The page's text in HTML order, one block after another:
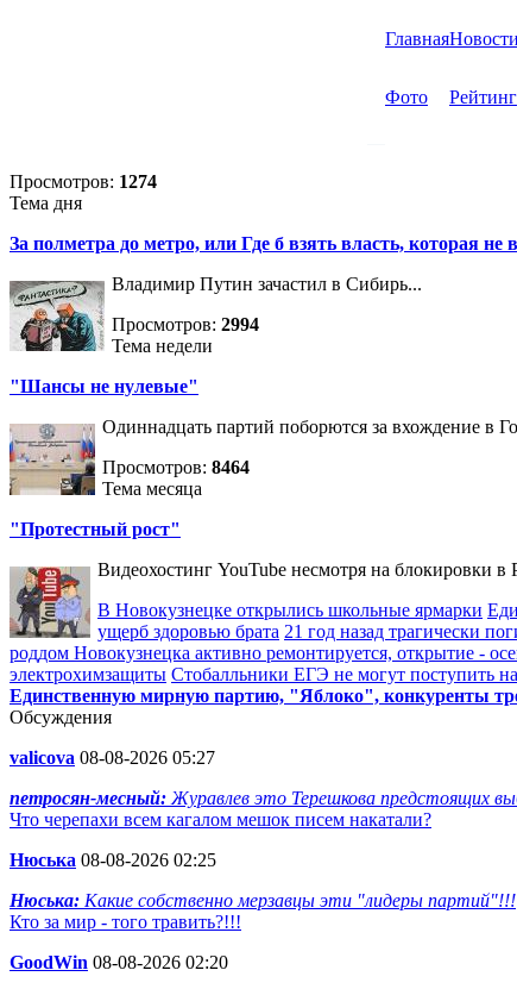
ГлавнаяНовости
Фото Рейтинг
Просмотров: 1274
Тема дня
За полметра до метро, или Где б взять власть, которая не
Владимир Путин зачастил в Сибирь...
Просмотров: 2994
Тема недели
"Шансы не нулевые"
Одиннадцать партий поборются за вхождение в
Просмотров: 8464
Тема месяца
"Протестный рост"
Видеохостинг YouTube несмотря на блокировки в
В Новокузнецке открылись школьные ярмарки
ущерб здоровью брата 21 год назад трагически
роддом Новокузнецка активно ремонтируется, открытие -
электрохимзащиты Стобалльники ЕГЭ не могут поступить
Единственную мирную партию, "Яблоко", конкуренты
Обсуждения
valicova 08-08-2026 05:27
петросян-месный: Журавлев это Терешкова предстоящих
Что черепахи всем кагалом мешок писем накатали?
Нюська 08-08-2026 02:25
Нюська: Какие собственно мерзавцы эти "лидеры партий"!!!
Кто за мир - того травить?!!!
GoodWin 08-08-2026 02:20